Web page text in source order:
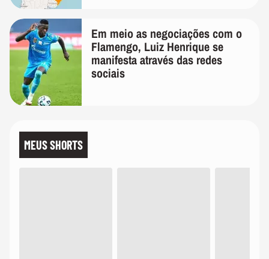
Em meio as negociações com o
Flamengo, Luiz Henrique se
manifesta através das redes
sociais
MEUS SHORTS